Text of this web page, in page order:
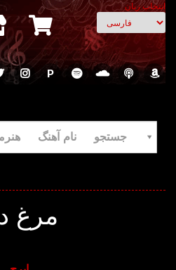
انتخاب زبان
P
جستجو نام آهنگ
مرغ